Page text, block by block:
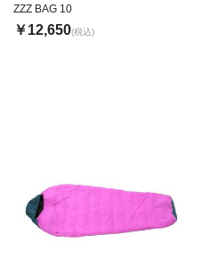
ZZZ BAG 10
￥12,650(税込)